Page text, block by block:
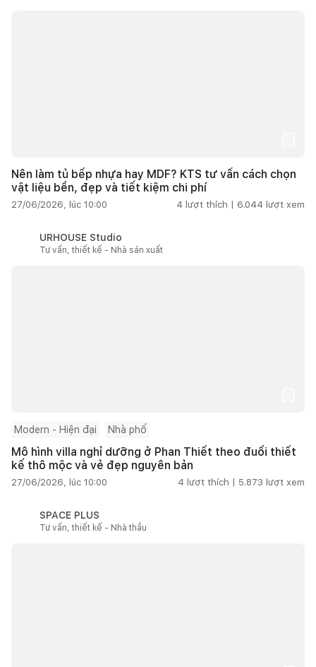
Nên làm tủ bếp nhựa hay MDF? KTS tư vấn cách chọn
vật liệu bền, đẹp và tiết kiệm chi phí
27/06/2026, lúc 10:00 4 lượt thích | 6.044 lượt xem
URHOUSE Studio
Tư vấn, thiết kế - Nhà sản xuất
Modern - Hiện đại Nhà phố
Mô hình villa nghỉ dưỡng ở Phan Thiết theo đuổi thiết
kế thô mộc và vẻ đẹp nguyên bản
27/06/2026, lúc 10:00 4 lượt thích | 5.873 lượt xem
SPACE PLUS
Tư vấn, thiết kế - Nhà thầu